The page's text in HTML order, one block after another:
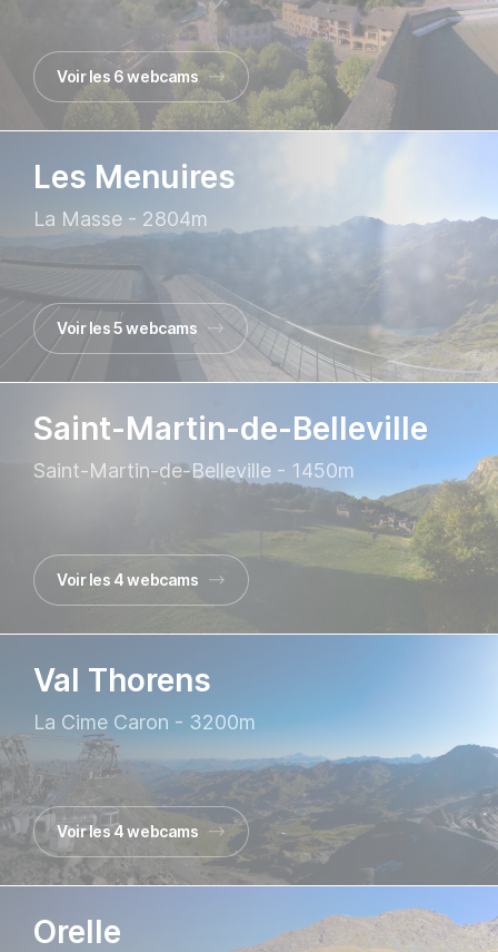
Voir les 6 webcams
Les Menuires
La Masse - 2804m
Voir les 5 webcams
Saint-Martin-de-Belleville
Saint-Martin-de-Belleville - 1450m
Voir les 4 webcams
Val Thorens
La Cime Caron - 3200m
Voir les 4 webcams
Orelle